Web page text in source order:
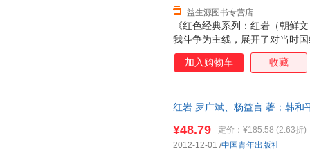
《红色经典系列：红岩（朝鲜
我斗争为主线，展开了对当时
争线索（集中营的狱中斗争、
的武装斗争）、联系广阔的社
决战。作者以一定的广度和深
良等为代表的共产党人的英雄
的形象塑造也很有特色，既揭
益生源图书专营店
加入购物车 收藏
红岩 罗广斌、杨益言 著；韩和
¥48.79 定价： ¥185.58 (2.63折)
2012-12-01 /中国青年出版社